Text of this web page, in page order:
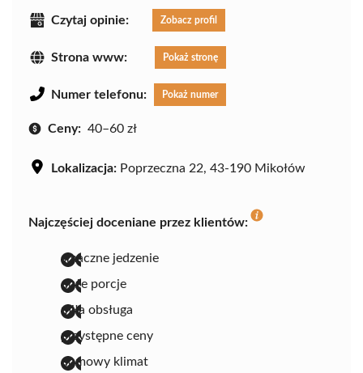
Czytaj opinie: Zobacz profil
Strona www: Pokaż stronę
Numer telefonu: Pokaż numer
Ceny: 40–60 zł
Lokalizacja: Poprzeczna 22, 43-190 Mikołów
Najczęściej doceniane przez klientów:
smaczne jedzenie
duże porcje
miła obsługa
przystępne ceny
domowy klimat